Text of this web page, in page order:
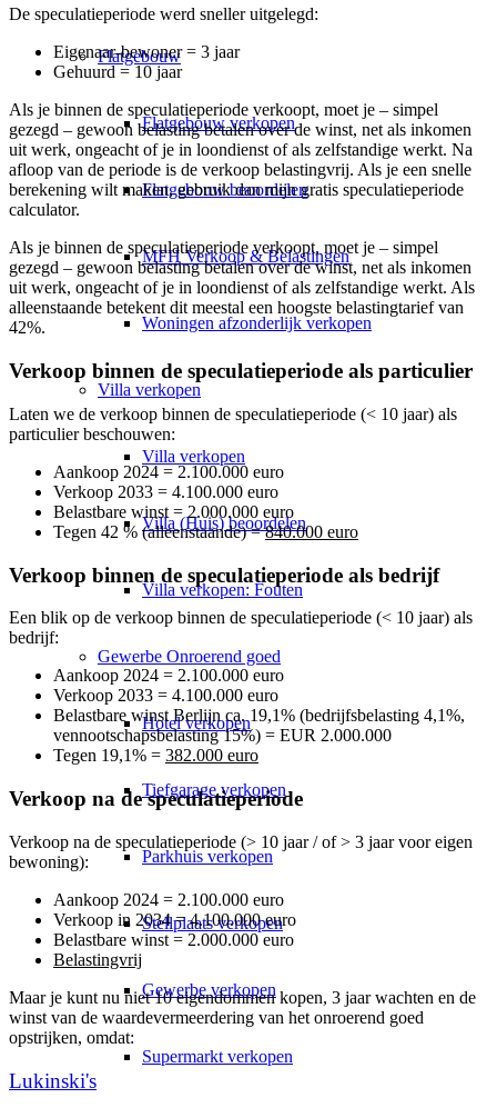
Flatgebouw
Flatgebouw verkopen
Flatgebouw beoordelen
MFH Verkoop & Belastingen
Woningen afzonderlijk verkopen
Villa verkopen
Villa verkopen
Villa (Huis) beoordelen
Villa verkopen: Fouten
Gewerbe Onroerend goed
Hotel verkopen
Tiefgarage verkopen
Parkhuis verkopen
Stellplaats verkopen
Gewerbe verkopen
Supermarkt verkopen
De speculatieperiode werd sneller uitgelegd:
Eigenaar-bewoner = 3 jaar
Gehuurd = 10 jaar
Als je binnen de speculatieperiode verkoopt, moet je – simpel
gezegd – gewoon belasting betalen over de winst, net als inkomen
uit werk, ongeacht of je in loondienst of als zelfstandige werkt. Na
afloop van de periode is de verkoop belastingvrij. Als je een snelle
berekening wilt maken, gebruik dan mijn gratis speculatieperiode
calculator.
Als je binnen de speculatieperiode verkoopt, moet je – simpel
gezegd – gewoon belasting betalen over de winst, net als inkomen
uit werk, ongeacht of je in loondienst of als zelfstandige werkt. Als
alleenstaande betekent dit meestal een hoogste belastingtarief van
42%.
Verkoop binnen de speculatieperiode als particulier
Laten we de verkoop binnen de speculatieperiode (< 10 jaar) als
particulier beschouwen:
Aankoop 2024 = 2.100.000 euro
Verkoop 2033 = 4.100.000 euro
Belastbare winst = 2.000.000 euro
Tegen 42 % (alleenstaande) =840.000 euro
Verkoop binnen de speculatieperiode als bedrijf
Een blik op de verkoop binnen de speculatieperiode (< 10 jaar) als
bedrijf:
Aankoop 2024 = 2.100.000 euro
Verkoop 2033 = 4.100.000 euro
Belastbare winst Berlijn ca. 19,1% (bedrijfsbelasting 4,1%,
vennootschapsbelasting 15%) = EUR 2.000.000
Tegen 19,1% = 382.000 euro
Verkoop na de speculatieperiode
Verkoop na de speculatieperiode (> 10 jaar / of > 3 jaar voor eigen
bewoning):
Aankoop 2024 = 2.100.000 euro
Verkoop in 2034 = 4.100.000 euro
Belastbare winst = 2.000.000 euro
Belastingvrij
Maar je kunt nu niet 10 eigendommen kopen, 3 jaar wachten en de
winst van de waardevermeerdering van het onroerend goed
opstrijken, omdat:
Lukinski's